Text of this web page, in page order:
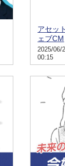
アセッ
ェブCM
2025/06/
00:15